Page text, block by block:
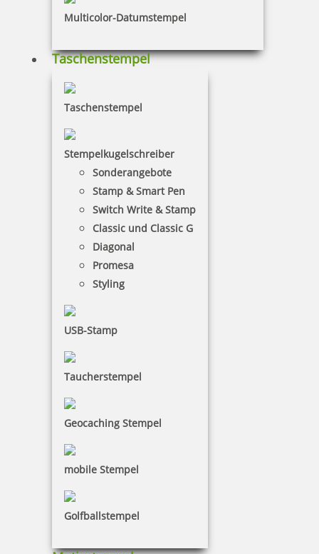
Multicolor-Datumstempel
Taschenstempel
Taschenstempel
Stempelkugelschreiber
Sonderangebote
Stamp & Smart Pen
Switch Write & Stamp
Classic und Classic G
Diagonal
Promesa
Styling
USB-Stamp
Taucherstempel
Geocaching Stempel
mobile Stempel
Golfballstempel
Reiner N53a Numeroteur mit Textplatte 50x30 mm
381,60 €
Jetzt gestalten
Reiner DN53a Numeroteur mit Datum und Textplatte 50x30 mm
Jetzt gestalten
Reiner DN65a Numeroteur mit Datum und Textplatte 65x30 mm